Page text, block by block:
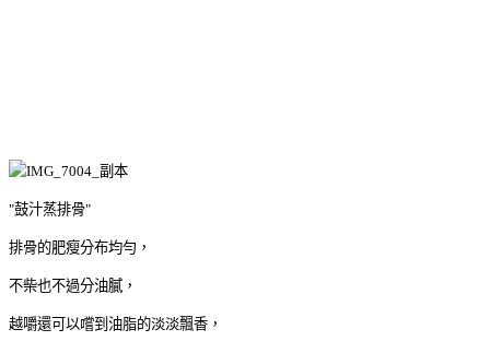
"鼓汁蒸排骨"
排骨的肥瘦分布均勻，
不柴也不過分油膩，
越嚼還可以嚐到油脂的淡淡飄香，